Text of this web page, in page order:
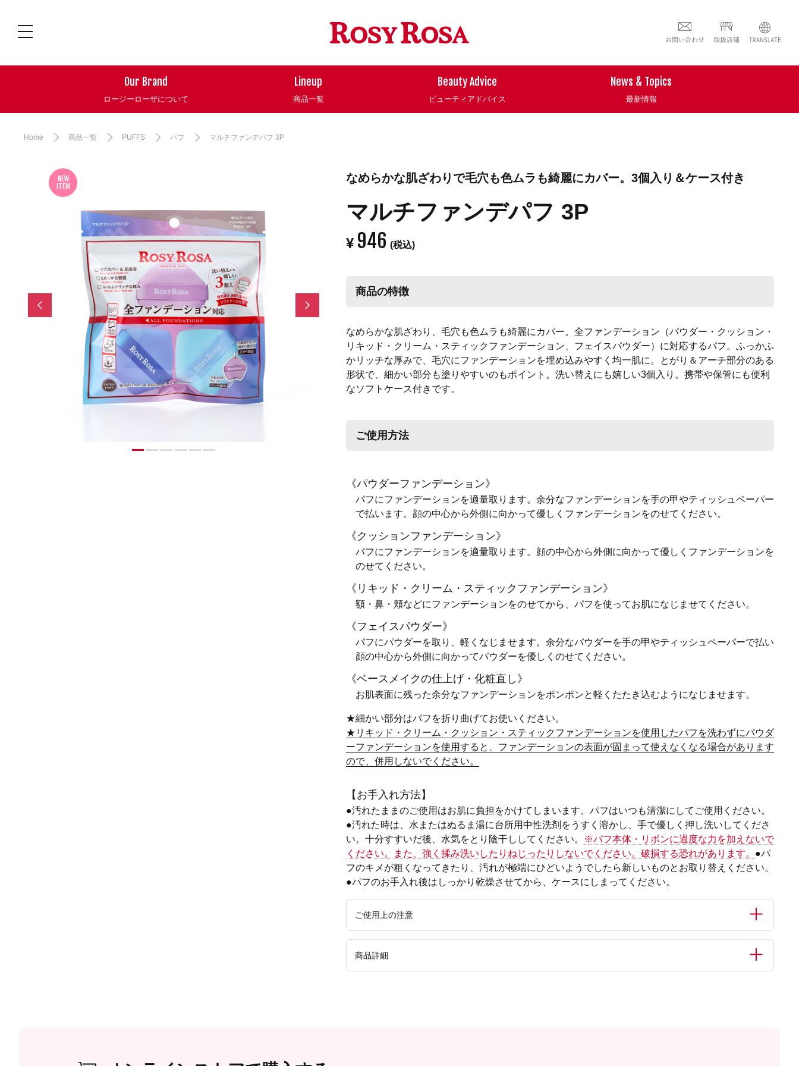
Our Brand
ロージーローザについて
Lineup
商品一覧
Beauty Advice
ビューティアドバイス
News & Topics
最新情報
Home 商品一覧 PUFFS パフ マルチファンデパフ 3P
Previous Next
なめらかな肌ざわりで毛穴も色ムラも綺麗にカバー。3個入り＆ケース付き
マルチファンデパフ 3P
¥ 946 (税込)
商品の特徴
なめらかな肌ざわり、毛穴も色ムラも綺麗にカバー。全ファンデーション（パウダー・クッション・
リキッド・クリーム・スティックファンデーション、フェイスパウダー）に対応するパフ。ふっかふ
かリッチな厚みで、毛穴にファンデーションを埋め込みやすく均一肌に。とがり＆アーチ部分のある
形状で、細かい部分も塗りやすいのもポイント。洗い替えにも嬉しい3個入り。携帯や保管にも便利
なソフトケース付きです。
ご使用方法
《パウダーファンデーション》
パフにファンデーションを適量取ります。余分なファンデーションを手の甲やティッシュペーパー
で払います。顔の中心から外側に向かって優しくファンデーションをのせてください。
《クッションファンデーション》
パフにファンデーションを適量取ります。顔の中心から外側に向かって優しくファンデーションを
のせてください。
《リキッド・クリーム・スティックファンデーション》
額・鼻・頬などにファンデーションをのせてから、パフを使ってお肌になじませてください。
《フェイスパウダー》
パフにパウダーを取り、軽くなじませます。余分なパウダーを手の甲やティッシュペーパーで払い
顔の中心から外側に向かってパウダーを優しくのせてください。
《ベースメイクの仕上げ・化粧直し》
お肌表面に残った余分なファンデーションをポンポンと軽くたたき込むようになじませます。
★細かい部分はパフを折り曲げてお使いください。
★リキッド・クリーム・クッション・スティックファンデーションを使用したパフを洗わずにパウダ
ーファンデーションを使用すると、ファンデーションの表面が固まって使えなくなる場合があります
ので、併用しないでください。
【お手入れ方法】
●汚れたままのご使用はお肌に負担をかけてしまいます。パフはいつも清潔にしてご使用ください。
●汚れた時は、水またはぬるま湯に台所用中性洗剤をうすく溶かし、手で優しく押し洗いしてくださ
い。十分すすいだ後、水気をとり陰干ししてください。
※パフ本体・リボンに過度な力を加えないで
ください。また、強く揉み洗いしたりねじったりしないでください。破損する恐れがあります。 ●パ
フのキメが粗くなってきたり、汚れが極端にひどいようでしたら新しいものとお取り替えください。
●パフのお手入れ後はしっかり乾燥させてから、ケースにしまってください。
ご使用上の注意
い。●直射日光の当たる場所や高温多湿の場所での保管はおやめください。●お子様の手の届かない所に保管し
てください。
商品詳細